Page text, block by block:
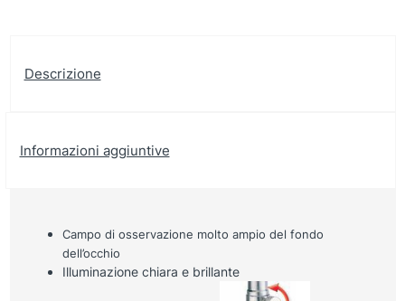
Descrizione
Informazioni aggiuntive
Campo di osservazione molto ampio del fondo
dell’occhio
Illuminazione chiara e brillante